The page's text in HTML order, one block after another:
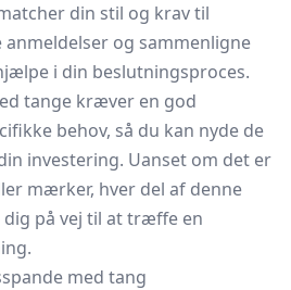
din stil og krav til
og sammenligne
i din beslutningsproces.
tange kræver en god
behov, så du kan nyde de
investering. Uanset om det er
mærker, hver del af denne
på vej til at træffe en
med tang